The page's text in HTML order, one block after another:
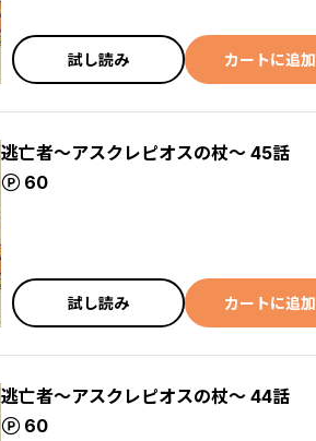
試し読み カートに追加
逃亡者～アスクレピオスの杖～ 45話
60
試し読み カートに追加
逃亡者～アスクレピオスの杖～ 44話
60